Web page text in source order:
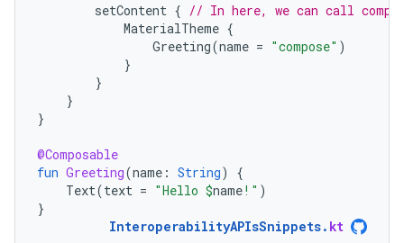
setContent { // In here, we can call
MaterialTheme {
Greeting(name = "compose" )
}
}
}
}
@Composable
fun Greeting(name : String)
{
Text(text = "Hello $name!" )
}
InteroperabilityAPIsSnippets. kt